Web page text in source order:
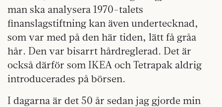
man ska analysera 1970-talets
finanslagstiftning kan även undertecknad,
som var med på den här tiden, lätt få gråa
hår. Den var bisarrt hårdreglerad. Det är
också därför som IKEA och Tetrapak aldrig
introducerades på börsen.
I dagarna är det 50 år sedan jag gjorde min